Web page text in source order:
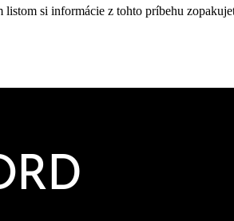
si informácie z tohto príbehu